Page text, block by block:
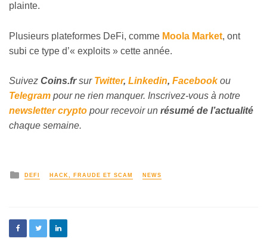
plainte.
Plusieurs plateformes DeFi, comme Moola Market, ont
subi ce type d’« exploits » cette année.
Suivez Coins.frsur Twitter, Linkedin, Facebookou
Telegram pour ne rien manquer. Inscrivez-vous à notre
newsletter crypto pour recevoir un résumé de l’actualité
chaque semaine.
DEFI HACK, FRAUDE ET SCAM NEWS